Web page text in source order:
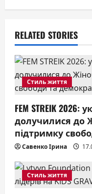
v
i
g
a
t
i
o
n
RELATED STORIES
Стиль життя
FEM STREIK
долучилися до
підтримку
Савенко Ірина
Стиль життя